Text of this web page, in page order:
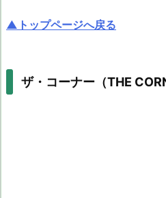
▲トップページへ戻る
ザ・コーナー（THE